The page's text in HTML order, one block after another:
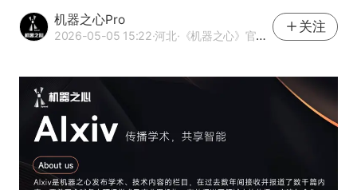
机器之心Pro
2026-05-05 15:22·河北·《机器之心》官方网易号
关注